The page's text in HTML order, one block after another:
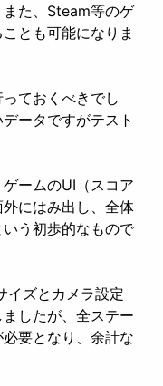
た、Steam等のゲ
とも可能になりま
ておくべきでし
ータですがテスト
ームのUI（スコア
にはみ出し、全体
う初歩的なもので
イズとカメラ設定
したが、全ステー
要となり、余計な